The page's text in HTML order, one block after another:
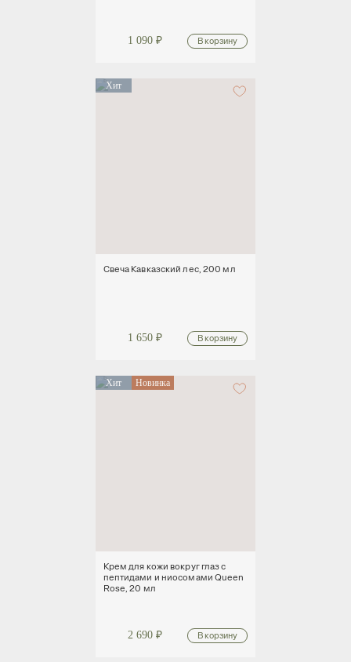
1 090 ₽
Хит
Свеча Кавказский лес, 200 мл
1 650 ₽
Хит Новинка
Крем для кожи вокруг глаз с
пептидами и ниосомами Queen
Rose, 20 мл
2 690 ₽